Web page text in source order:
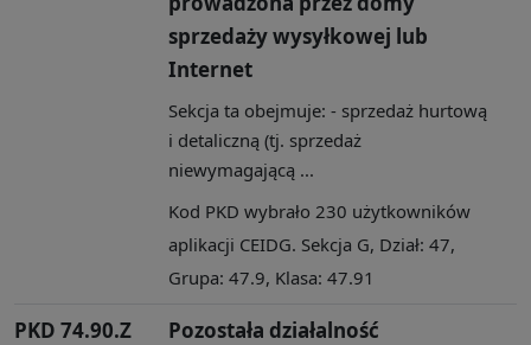
sprzedaży wysyłkowej lub
Internet
Sekcja ta obejmuje: - sprzedaż hurtową
i detaliczną (tj. sprzedaż
niewymagającą ...
Kod PKD wybrało 230 użytkowników
aplikacji CEIDG. Sekcja G, Dział: 47,
Grupa: 47.9, Klasa: 47.91
PKD 74.90.Z
Pozostała działalność